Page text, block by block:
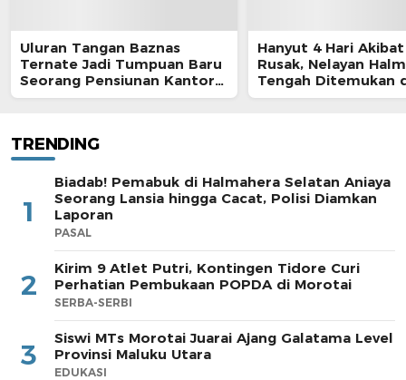
Uluran Tangan Baznas
Ternate Jadi Tumpuan Baru
Seorang Pensiunan Kantor
Pos
Hanyut 4 Hari
Rusak, Nelayan
Tengah Ditemukan
Morotai
TRENDING
1
Biadab! Pemabuk di Halmahera Selatan Aniaya
Seorang Lansia hingga Cacat, Polisi Diamkan
Laporan
PASAL
2
Kirim 9 Atlet Putri, Kontingen Tidore Curi
Perhatian Pembukaan POPDA di Morotai
SERBA-SERBI
3
Siswi MTs Morotai Juarai Ajang Galatama Level
Provinsi Maluku Utara
EDUKASI